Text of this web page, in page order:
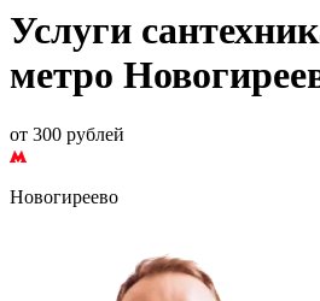
Услуги
метро
от 300 рублей
Новогиреево